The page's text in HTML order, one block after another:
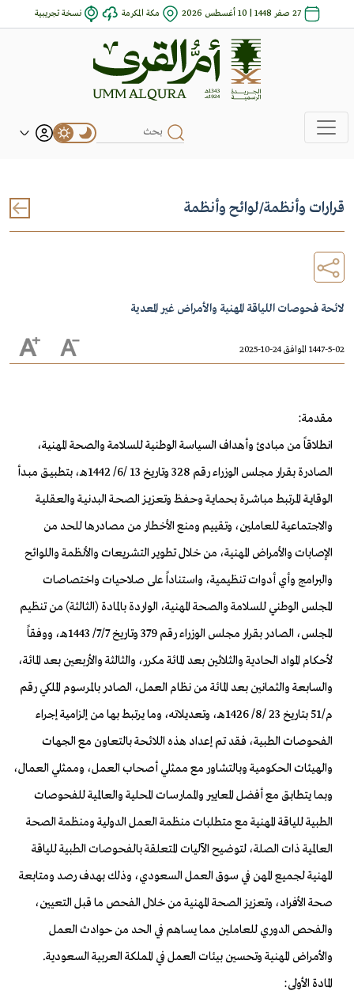
27 صفر 1448 | 10 أغسطس 2026 مكة المكرمة نسخة تجريبية
قرارات وأنظمة/لوائح وأنظمة
لائحة فحوصات اللياقة المهنية والأمراض غير المعدية
1447-5-02 الموافق 24-10-2025
مقدمة:
انطلاقاً من مبادئ وأهداف السياسة الوطنية للسلامة والصحة المهنية،
الصادرة بقرار مجلس الوزراء رقم 328 وتاريخ 13 /6/ 1442هـ، بتطبيـق مبـدأ
الوقايـة المرتبط مباشـرة بحمايـة وحفـظ وتعزيـز الصحـة البدنيـة والعقليـة
والاجتماعية للعاملين، وتقييم ومنع الأخطار من مصادرها للحد من
الإصابات والأمراض المهنية، من خلال تطوير التشريعات والأنظمة واللوائح
والبرامج وأي أدوات تنظيمية، واستناداً على صلاحيات واختصاصات
المجلس الوطني للسلامة والصحة المهنية، الواردة بالمادة (الثالثة) من تنظيم
المجلس، الصادر بقرار مجلس الوزراء رقم 379 وتاريخ 7/7/ 1443هـ، ووفقاً
لأحكام المواد الحادية والثلاثين بعد المائة مكرر، والثالثة والأربعين بعد المائة،
والسابعة والثمانين بعد المائة من نظام العمل، الصادر بالمرسوم الملكي رقم
م/51 بتاريخ 23 /8/ 1426هـ، وتعديلاته، وما يرتبط بها من إلزامية إجراء
الفحوصات الطبية، فقد تم إعداد هذه اللائحة بالتعاون مع الجهات
والهيئات الحكومية وبالتشاور مع ممثلي أصحاب العمل، وممثلي العمال،
وبما يتطابق مع أفضل المعايير والممارسات المحلية والعالمية للفحوصات
الطبية للياقة المهنية مع متطلبات منظمة العمل الدولية ومنظمة الصحة
العالمية ذات الصلة، لتوضيح الآليات المتعلقة بالفحوصات الطبية للياقة
المهنية لجميع المهن في سوق العمل السعودي، وذلك بهدف رصد ومتابعة
صحة الأفراد، وتعزيز الصحة المهنية من خلال الفحص ما قبل التعيين،
والفحص الدوري للعاملين مما يساهم في الحد من حوادث العمل
والأمراض المهنية وتحسين بيئات العمل في المملكة العربية السعودية.
المادة الأولى: